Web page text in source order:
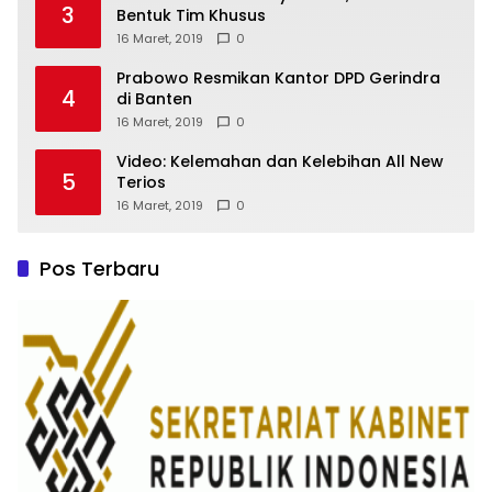
3
Bentuk Tim Khusus
16 Maret, 2019 0
4
Prabowo Resmikan Kantor DPD Gerindra
di Banten
16 Maret, 2019 0
5
Video: Kelemahan dan Kelebihan All New
Terios
16 Maret, 2019 0
Pos Terbaru